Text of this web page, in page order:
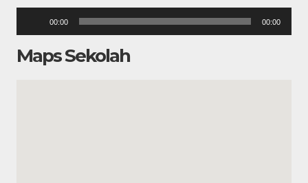
00:00 00:00
Maps Sekolah